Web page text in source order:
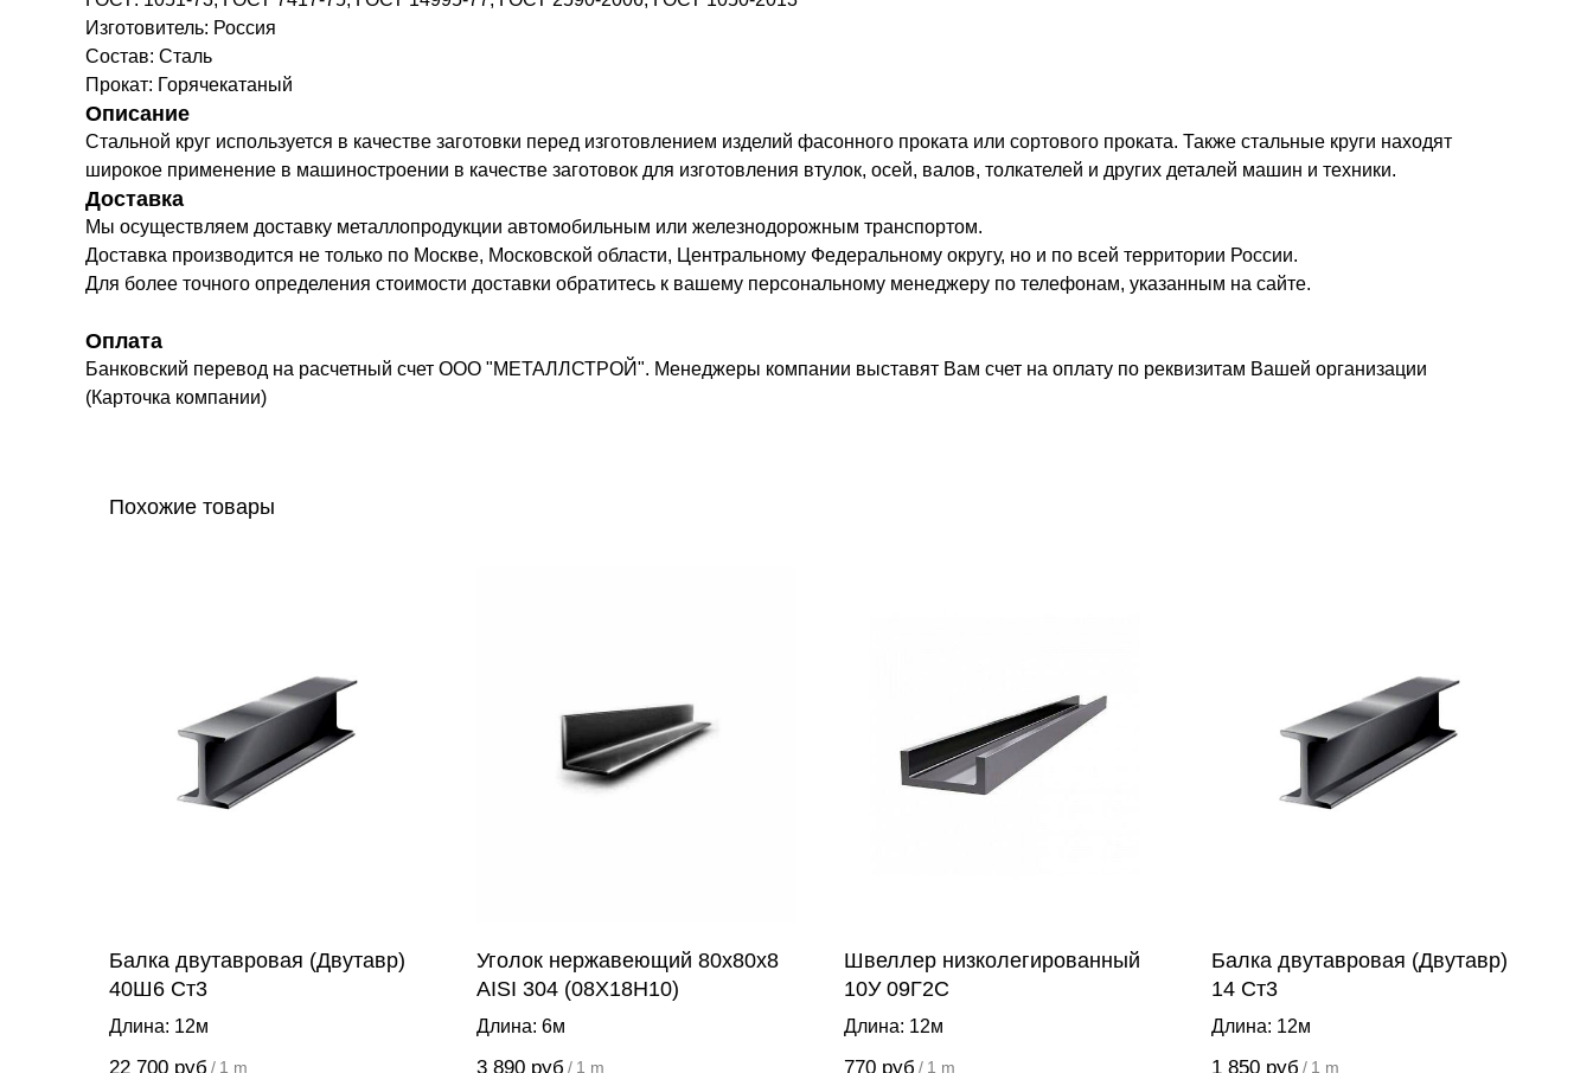
Изготовитель: Россия
Состав: Сталь
Прокат: Горячекатаный
Описание
Стальной круг используется в качестве заготовки перед изготовлением изделий фасонного проката или сортового проката. Также стальные круги находят
широкое применение в машиностроении в качестве заготовок для изготовления втулок, осей, валов, толкателей и других деталей машин и техники.
Доставка
Мы осуществляем доставку металлопродукции автомобильным или железнодорожным транспортом.
Доставка производится не только по Москве, Московской области, Центральному Федеральному округу, но и по всей территории России.
Для более точного определения стоимости доставки обратитесь к вашему персональному менеджеру по телефонам, указанным на сайте.
Оплата
Банковский перевод на расчетный счет ООО "МЕТАЛЛСТРОЙ". Менеджеры компании выставят Вам счет на оплату по реквизитам Вашей организации
(Карточка компании)
Похожие товары
Балка двутавровая (Двутавр)
40Ш6 Ст3
Длина: 12м
22 700 руб / 1 m
Уголок нержавеющий 80х80х8
AISI 304 (08Х18Н10)
Длина: 6м
3 890 руб / 1 m
Швеллер низколегированный
10У 09Г2С
Длина: 12м
770 руб / 1 m
Балка двутавровая (Двутавр)
14 Ст3
Длина: 12м
1 850 руб / 1 m